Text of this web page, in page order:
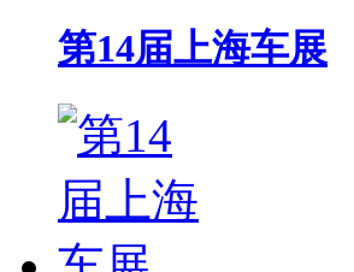
第14届上海车展